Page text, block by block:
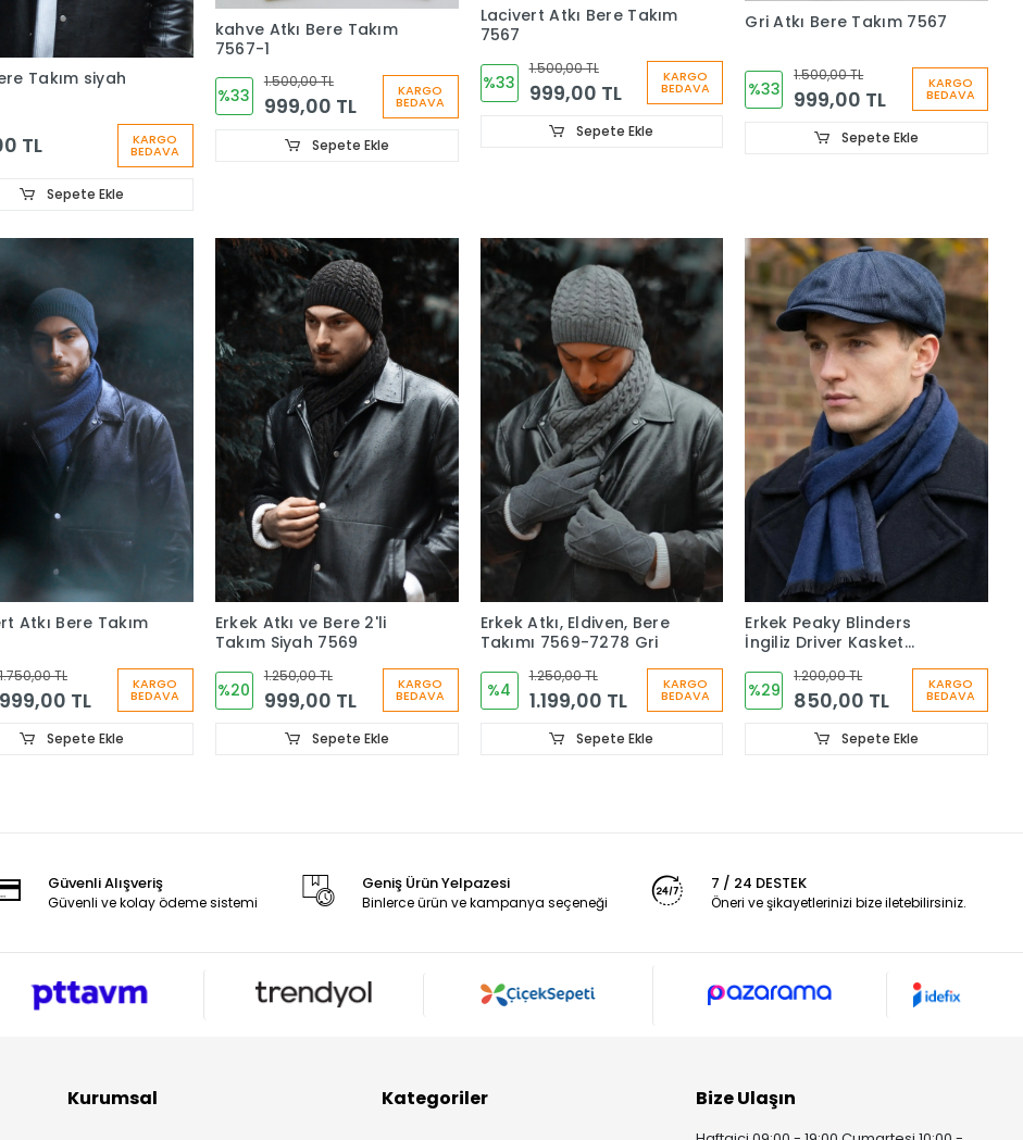
Takım siyah
TL KARGO
BEDAVA
Sepete Ekle
kahve Atkı Bere Takım
7567-1
%33
1.500,00 TL
999,00 TL
KARGO
BEDAVA
Sepete Ekle
Lacivert Atkı Bere Takım
7567
%33
1.500,00 TL
999,00 TL
KARGO
BEDAVA
Sepete Ekle
Gri Atkı Bere Takım 7567
%33
1.500,00 TL
999,00 TL
KARGO
BEDAVA
Sepete Ekle
Atkı Bere Takım
1.750,00 TL
999,00 TL
KARGO
BEDAVA
Sepete Ekle
Erkek Atkı ve Bere 2'li
Takım Siyah 7569
%20
1.250,00 TL
999,00 TL
KARGO
BEDAVA
Sepete Ekle
Erkek Atkı, Eldiven, Bere
Takımı 7569-7278 Gri
%4
1.250,00 TL
1.199,00 TL
KARGO
BEDAVA
Sepete Ekle
Erkek Peaky Blinders
İngiliz Driver Kasket
7404
%29
1.200,00 TL
850,00 TL
KARGO
BEDAVA
Sepete Ekle
Güvenli Alışveriş
Güvenli ve kolay ödeme sistemi
Geniş Ürün Yelpazesi
Binlerce ürün ve kampanya seçeneği
7 / 24 DESTEK
Öneri ve şikayetlerinizi bize iletebilirsiniz.
Kurumsal Kategoriler Bize Ulaşın